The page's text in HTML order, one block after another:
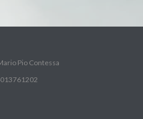
Pio Contessa